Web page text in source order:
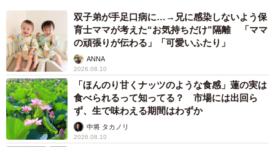
双子弟が手足口病に…→兄に感染しないよう保
育士ママが考えた“お気持ちだけ”隔離 「ママ
の頑張りが伝わる」「可愛いふたり」
ANNA
2026.08.10
「ほんのり甘くナッツのような食感」蓮の実は
食べられるって知ってる？ 市場には出回ら
ず、生で味わえる期間はわずか
中将 タカノリ
2026.08.10